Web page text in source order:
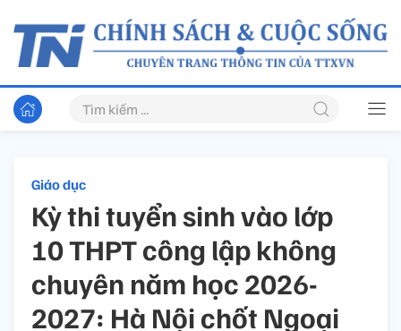
Giáo dục
Kỳ thi tuyển sinh vào lớp
10 THPT công lập không
chuyên năm học 2026-
2027: Hà Nội chốt Ngoại